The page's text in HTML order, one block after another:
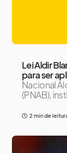
Lei Aldir
para ser
Nacional
(PNAB),
2 min de